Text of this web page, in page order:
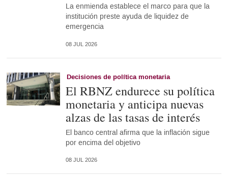
La enmienda establece el marco para que la
institución preste ayuda de liquidez de
emergencia
08 JUL 2026
Decisiones de política monetaria
El RBNZ endurece su política
monetaria y anticipa nuevas
alzas de las tasas de interés
El banco central afirma que la inflación sigue
por encima del objetivo
08 JUL 2026